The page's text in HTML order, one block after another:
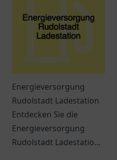
Energieversorgung
Rudolstadt Ladestation
Entdecken Sie die
Energieversorgung
Rudolstadt Ladestation: